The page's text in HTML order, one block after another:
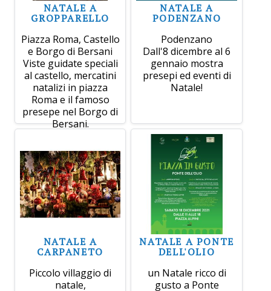
NATALE A
GROPPARELLO
Piazza Roma, Castello
e Borgo di Bersani
Viste guidate speciali
al castello, mercatini
natalizi in piazza
Roma e il famoso
presepe nel Borgo di
Bersani.
NATALE A
PODENZANO
Podenzano
Dall'8 dicembre al 6
gennaio mostra
presepi ed eventi di
Natale!
NATALE A
CARPANETO
Piccolo villaggio di
natale,
NATALE A PONTE
DELL'OLIO
un Natale ricco di
gusto a Ponte